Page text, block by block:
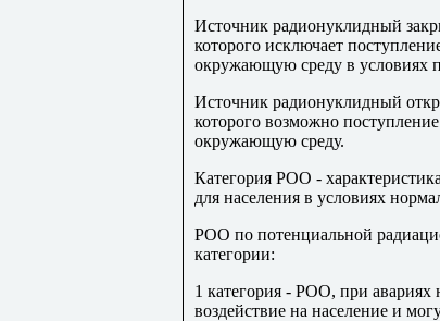
Источник радионуклидный
которого исключает
окружающую среду в условиях
Источник радионуклидный
которого возможно
окружающую среду.
Категория РОО -
для населения в условиях
РОО по потенциальной
категории:
1 категория - РОО, при
воздействие на население и